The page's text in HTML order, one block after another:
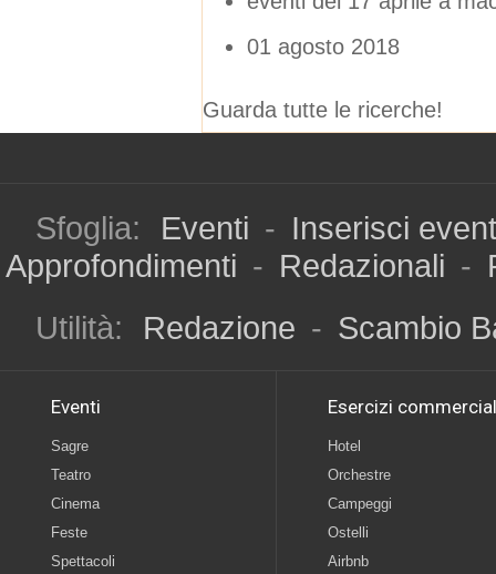
01 agosto 2018
Guarda tutte le ricerche!
Sfoglia: Eventi - Inserisci
Approfondimenti - Redazionali -
Utilità:
Redazione - Scambio
Eventi
Sagre
Teatro
Cinema
Feste
Spettacoli
Esercizi
Hotel
Orchestre
Campeggi
Ostelli
Airbnb